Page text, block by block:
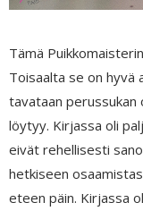
Tämä
Toisaalta se on hyvä
tavataan perussukan
löytyy. Kirjassa oli
eivät rehellisesti
hetkiseen
eteen päin. Kirjassa